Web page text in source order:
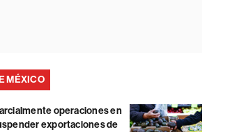
MÉXICO
operaciones en
exportaciones de